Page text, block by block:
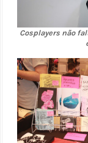
Cosplayers não